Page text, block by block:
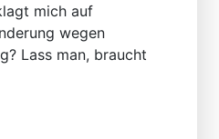
mich auf
wegen
Lass man, braucht